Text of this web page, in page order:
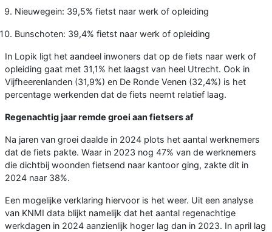
Nieuwegein: 39,5% fietst naar werk of opleiding
Bunschoten: 39,4% fietst naar werk of opleiding
In Lopik ligt het aandeel inwoners dat op de fiets naar werk of
opleiding gaat met 31,1% het laagst van heel Utrecht. Ook in
Vijfheerenlanden (31,9%) en De Ronde Venen (32,4%) is het
percentage werkenden dat de fiets neemt relatief laag.
Regenachtig jaar remde groei aan fietsers af
Na jaren van groei daalde in 2024 plots het aantal werknemers
dat de fiets pakte. Waar in 2023 nog 47% van de werknemers
die dichtbij woonden fietsend naar kantoor ging, zakte dit in
2024 naar 38%.
Een mogelijke verklaring hiervoor is het weer. Uit een analyse
van KNMI data blijkt namelijk dat het aantal regenachtige
werkdagen in 2024 aanzienlijk hoger lag dan in 2023. In april lag